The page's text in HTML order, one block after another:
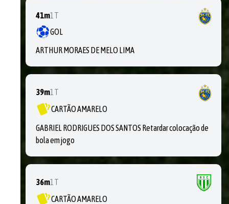
41m1T
GOL
ARTHUR MORAES DE MELO LIMA
39m1T
CARTÃO AMARELO
GABRIEL RODRIGUES DOS SANTOS Retardar colocação de
bola em jogo
36m1T
CARTÃO AMARELO